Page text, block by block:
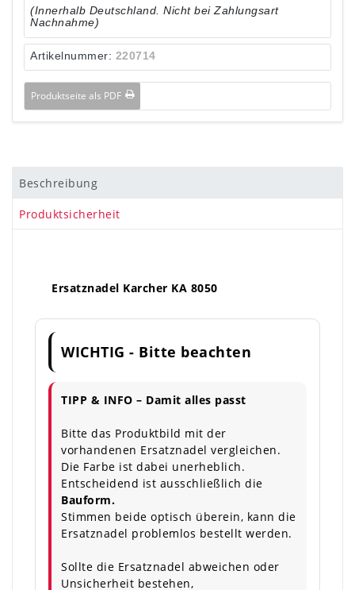
(Innerhalb Deutschland. Nicht bei Zahlungsart
Nachnahme)
Artikelnummer: 220714
Produktseite als PDF
Beschreibung
Produktsicherheit
Ersatznadel Karcher KA 8050
WICHTIG - Bitte beachten
TIPP & INFO – Damit alles passt
Bitte das Produktbild mit der
vorhandenen Ersatznadel vergleichen.
Die Farbe ist dabei unerheblich.
Entscheidend ist ausschließlich die
Bauform.
Stimmen beide optisch überein, kann die
Ersatznadel problemlos bestellt werden.
Sollte die Ersatznadel abweichen oder
Unsicherheit bestehen,